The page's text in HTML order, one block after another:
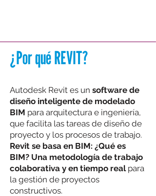
¿Por qué REVIT?
Autodesk Revit es un software de
diseño inteligente de modelado
BIM para arquitectura e ingeniería,
que facilita las tareas de diseño de
proyecto y los procesos de trabajo.
Revit se basa en BIM: ¿Qué es
BIM? Una metodología de trabajo
colaborativa y en tiempo realpara
la gestión de proyectos
constructivos.